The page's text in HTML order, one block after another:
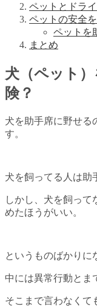
ペットとドラ
ペットの安全を
ペットを
まとめ
犬（ペット
険？
犬を助手席に野せる
す。
犬を飼ってる人は助
しかし、犬を飼って
めたほうがいい。
というものばかりに
中には異常行動とま
そこまで言わなくて